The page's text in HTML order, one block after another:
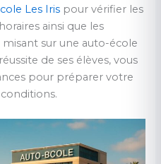
Les Iris pour vérifier les
ainsi que les
sur une auto-école
de ses élèves, vous
pour préparer votre